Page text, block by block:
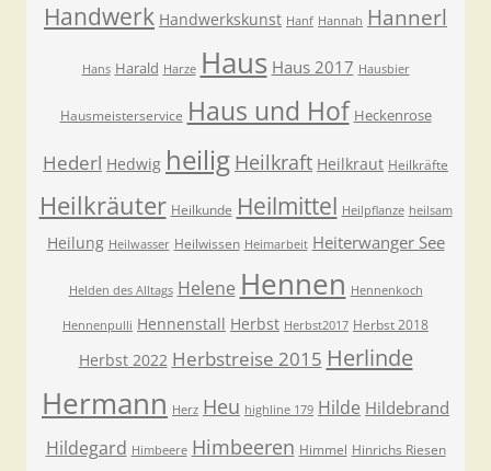
Handwerk Handwerkskunst Hanf Hannah Hannerl
Hans Harald Harze Haus Haus 2017 Hausbier
Hausmeisterservice Haus und Hof Heckenrose
Hederl Hedwig heilig Heilkraft Heilkraut Heilkräfte
Heilkräuter Heilkunde Heilmittel Heilpflanze heilsam
Heilung Heilwasser Heilwissen Heimarbeit Heiterwanger See
Helden des Alltags Helene Hennen Hennenkoch
Hennenpulli Hennenstall Herbst Herbst2017 Herbst 2018
Herbst 2022 Herbstreise 2015 Herlinde
Hermann Herz Heu highline 179 Hilde Hildebrand
Hildegard Himbeere Himbeeren Himmel Hinrichs Riesen